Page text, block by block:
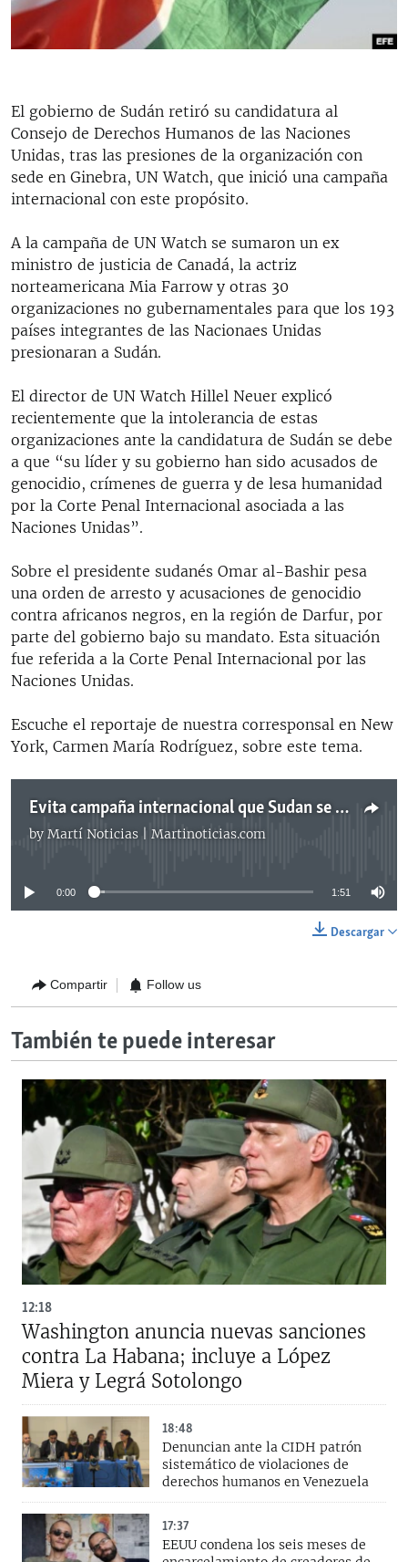
RADIO MARTÍ
ESPECIALES
LA REALIDAD DE LA VIVIENDA EN CUBA
SER VIEJO EN CUBA
KENTU-CUBANO
LOS SANTOS DE HIALEAH
DESINFORMACIÓN RUSA EN AMÉRICA LATINA
LA INVASIÓN DE RUSIA A UCRANIA
EDITORIALES
SÍGUENOS
El gobierno de Sudán retiró su candidatura al
Consejo de Derechos Humanos de las Naciones
Unidas, tras las presiones de la organización con
sede en Ginebra, UN Watch, que inició una campaña
internacional con este propósito.
A la campaña de UN Watch se sumaron un ex
ministro de justicia de Canadá, la actriz
norteamericana Mia Farrow y otras 30
organizaciones no gubernamentales para que los 193
países integrantes de las Nacionaes Unidas
presionaran a Sudán.
El director de UN Watch Hillel Neuer explicó
recientemente que la intolerancia de estas
organizaciones ante la candidatura de Sudán se debe
a que “su líder y su gobierno han sido acusados de
genocidio, crímenes de guerra y de lesa humanidad
por la Corte Penal Internacional asociada a las
Naciones Unidas”.
Sobre el presidente sudanés Omar al-Bashir pesa
una orden de arresto y acusaciones de genocidio
contra africanos negros, en la región de Darfur, por
parte del gobierno bajo su mandato. Esta situación
fue referida a la Corte Penal Internacional por las
Naciones Unidas.
Escuche el reportaje de nuestra corresponsal en New
York, Carmen María Rodríguez, sobre este tema.
Evita campaña internacional que Sudan se siente en Consejo de DD HH de la ONU
by Martí Noticias | Martinoticias.com
No media source currently available
0:00 1:51
Descargar
Compartir Follow us
También te puede interesar
12:18
Washington anuncia nuevas sanciones
contra La Habana; incluye a López
Miera y Legrá Sotolongo
18:48
Denuncian ante la CIDH patrón
sistemático de violaciones de
derechos humanos en Venezuela
17:37
EEUU condena los seis meses de